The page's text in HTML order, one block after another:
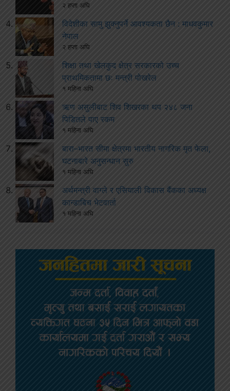
२ हप्ता अघि
विदेशीका सामु झुक्नुपर्ने आवश्यकता छैन : माधवकुमार
नेपाल
२ हप्ता अघि
शिक्षा तथा खेलकुद क्षेत्र सरकारको उच्च
प्राथमिकतामा छः मन्त्री पोखरेल
१ महिना अघि
ऋण असुलीबाट शिव शिखरका थप २४८ जना
पिडितले पाए रकम
१ महिना अघि
बारा–भारत सीमा क्षेत्रमा भारतीय नागरिक मृत फेला,
घटनाबारे अनुसन्धान सुरु
१ महिना अघि
अर्थमन्त्री वाग्ले र एसियाली विकास बैंकका अध्यक्ष
कान्डाबिच भेटवार्ता
१ महिना अघि